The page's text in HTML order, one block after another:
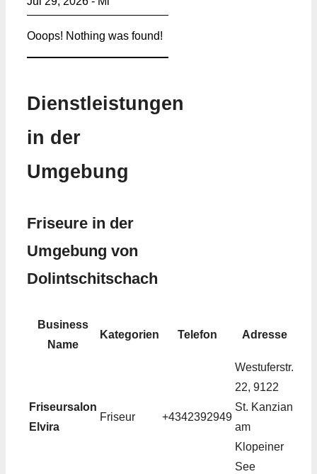
Ooops! Nothing was found!
Dienstleistungen
in der
Umgebung
Friseure in der
Umgebung von
Dolintschitschach
Business
Name
Kategorien Telefon Adresse
Friseursalon
Elvira
Friseur +4342392949
Westuferstr.
22, 9122
St. Kanzian
am
Klopeiner
See